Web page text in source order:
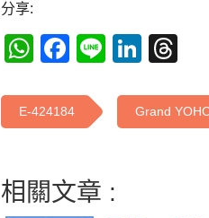
分享:
WhatsApp
Facebook
Line
E-424184 Grand
相關文章 :